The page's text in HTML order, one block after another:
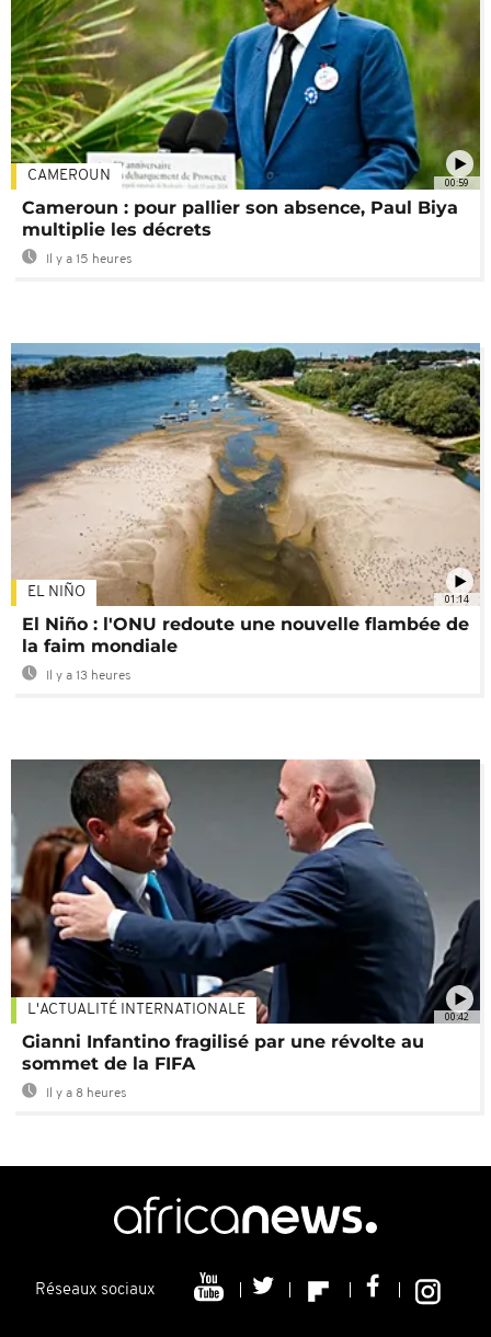
00:59
CAMEROUN
Cameroun : pour pallier son absence, Paul Biya
multiplie les décrets
Il y a 15 heures
01:14
EL NIÑO
El Niño : l'ONU redoute une nouvelle flambée de
la faim mondiale
Il y a 13 heures
00:42
L'ACTUALITÉ INTERNATIONALE
Gianni Infantino fragilisé par une révolte au
sommet de la FIFA
Il y a 8 heures
Réseaux sociaux